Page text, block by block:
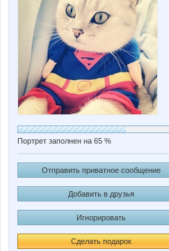
Портрет заполнен на 65 %
Отправить приватное сообщение
Добавить в друзья
Игнорировать
Сделать подарок